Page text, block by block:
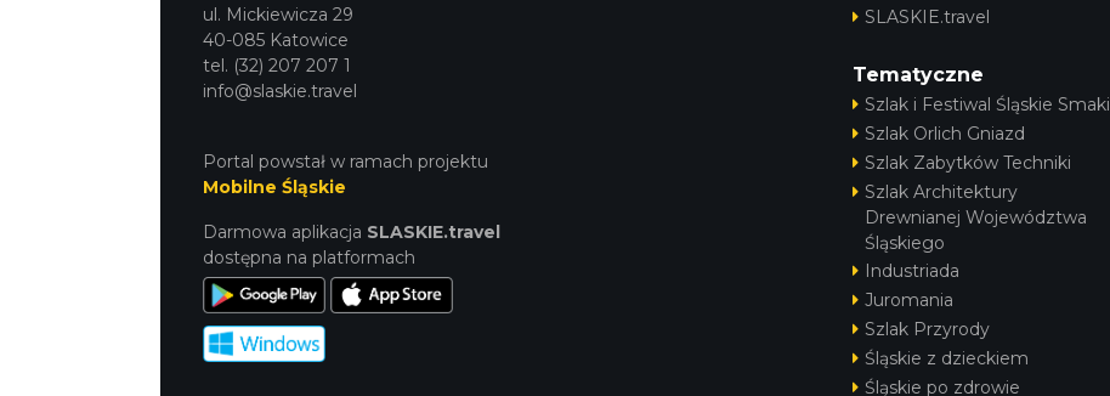
ul. Mickiewicza 29
40-085 Katowice
tel. (32) 207 207 1
info@slaskie.travel
Portal powstał w ramach projektu
Mobilne Śląskie
Darmowa aplikacja SLASKIE.travel
dostępna na platformach
SLASKIE.travel
Tematyczne
Szlak i Festiwal Śląskie Smaki
Szlak Orlich Gniazd
Szlak Zabytków Techniki
Szlak Architektury
Drewnianej Województwa
Śląskiego
Industriada
Juromania
Szlak Przyrody
Śląskie z dzieckiem
Śląskie po zdrowie